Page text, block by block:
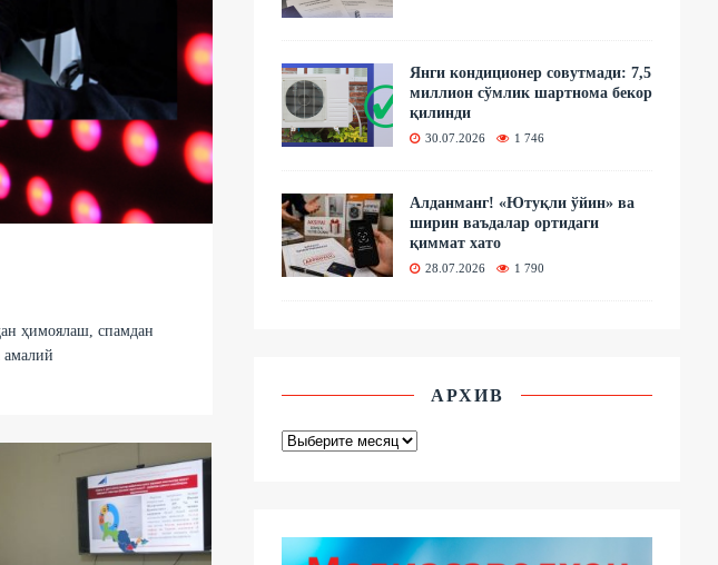
ҳимоялаш, спамдан
амалий
Янги кондиционер совутмади: 7,5
миллион сўмлик шартнома бекор
қилинди
30.07.2026 1 746
Алданманг! «Ютуқли ўйин» ва
ширин ваъдалар ортидаги
қиммат хато
28.07.2026 1 790
АРХИВ